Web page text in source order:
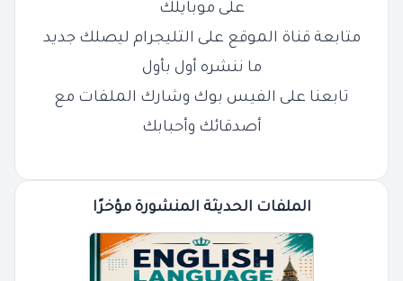
على موبايلك
متابعة قناة الموقع على التليجرام ليصلك جديد
ما ننشره أول بأول
تابعنا على الفيس بوك وشارك الملفات مع
أصدقائك وأحبابك
الملفات الحديثة المنشورة مؤخرًا